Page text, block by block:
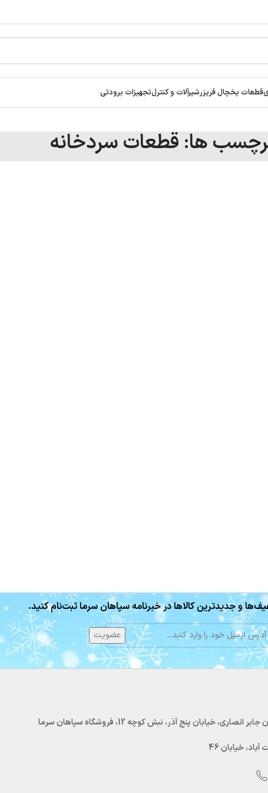
قطعات یخچال فریزرشیرآلات و کنترلتجهیزات برودتی
برچسب ها: قطعات سردخانه
و جدیدترین کالاها در خبرنامه سپاهان سرما ثبت‌نام کنید.
خیابان پنج آذر، نبش کوچه 12، فروشگاه سپاهان سرما
خیابان 46